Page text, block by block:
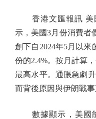
香港文匯報訊 美
示，美國3月份消費者
創下自2024年5月以來
份的2.4%。按月計算
最高水平。通脹急劇
而背後原因與伊朗戰事
數據顯示，美國能